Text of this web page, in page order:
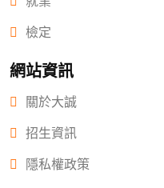
檢定
網站資訊
關於大誠
招生資訊
隱私權政策